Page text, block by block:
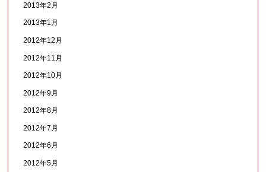
2013年2月
2013年1月
2012年12月
2012年11月
2012年10月
2012年9月
2012年8月
2012年7月
2012年6月
2012年5月